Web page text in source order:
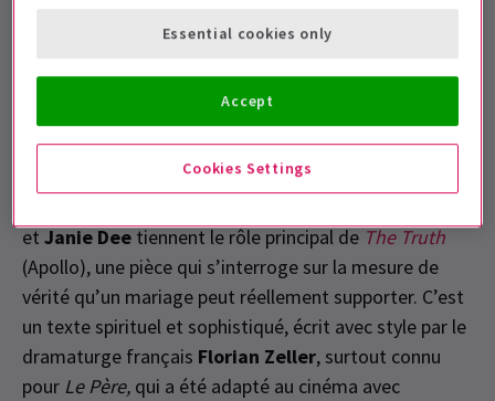
ressources naturelles que la Terre lui montre, la
un procédé astucieux pour explorer le changement
climatique, et il est fait avec une touche légère. Très
etJanie Deetiennent le rôle principal deThe Truth
(Apollo), une pièce qui s’interroge sur la mesure de
vérité qu’un mariage peut réellement supporter. C’est
un texte spirituel et sophistiqué, écrit avec style par le
dramaturge français Florian Zeller, surtout connu
pour Le Père, qui a été adapté au cinéma avec
Cookies Settings
Essential cookies only
Accept